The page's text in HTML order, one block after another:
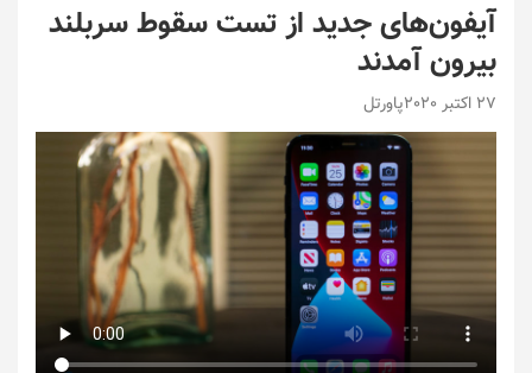
آیفون‌های جدید از تست سقوط سربلند
بیرون آمدند
27 اکتبر 2020 پاورتل